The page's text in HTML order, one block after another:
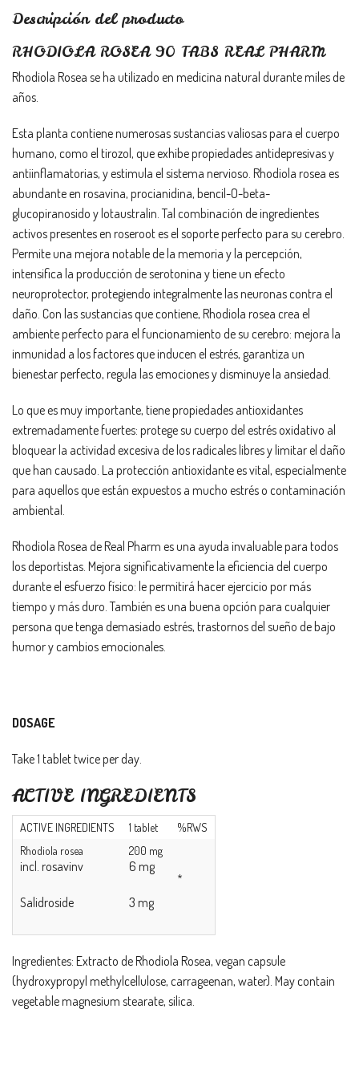
Descripción del producto
RHODIOLA ROSEA 90 TABS REAL PHARM
Rhodiola Rosea se ha utilizado en medicina natural durante miles de
años.
Esta planta contiene numerosas sustancias valiosas para el cuerpo
humano, como el tirozol, que exhibe propiedades antidepresivas y
antiinflamatorias, y estimula el sistema nervioso. Rhodiola rosea es
abundante en rosavina, procianidina, bencil-O-beta-
glucopiranosido y lotaustralin. Tal combinación de ingredientes
activos presentes en roseroot es el soporte perfecto para su cerebro.
Permite una mejora notable de la memoria y la percepción,
intensifica la producción de serotonina y tiene un efecto
neuroprotector, protegiendo integralmente las neuronas contra el
daño. Con las sustancias que contiene, Rhodiola rosea crea el
ambiente perfecto para el funcionamiento de su cerebro: mejora la
inmunidad a los factores que inducen el estrés, garantiza un
bienestar perfecto, regula las emociones y disminuye la ansiedad.
Lo que es muy importante, tiene propiedades antioxidantes
extremadamente fuertes: protege su cuerpo del estrés oxidativo al
bloquear la actividad excesiva de los radicales libres y limitar el daño
que han causado. La protección antioxidante es vital, especialmente
para aquellos que están expuestos a mucho estrés o contaminación
ambiental.
Rhodiola Rosea de Real Pharm es una ayuda invaluable para todos
los deportistas. Mejora significativamente la eficiencia del cuerpo
durante el esfuerzo físico: le permitirá hacer ejercicio por más
tiempo y más duro. También es una buena opción para cualquier
persona que tenga demasiado estrés, trastornos del sueño de bajo
humor y cambios emocionales.
DOSAGE
Take 1 tablet twice per day.
ACTIVE INGREDIENTS
ACTIVE INGREDIENTS 1 tablet
%RWS
Rhodiola rosea
incl. rosavinv
Salidroside
200 mg
6 mg
3 mg
*
Ingredientes: Extracto de Rhodiola Rosea, vegan capsule
(hydroxypropyl methylcellulose, carrageenan, water). May contain
vegetable magnesium stearate, silica.